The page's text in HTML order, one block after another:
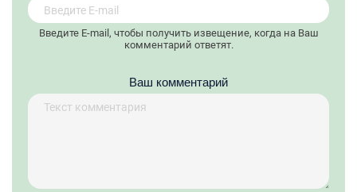
Введите E-mail, чтобы получить извещение, когда на Ваш
комментарий ответят.
Ваш комментарий